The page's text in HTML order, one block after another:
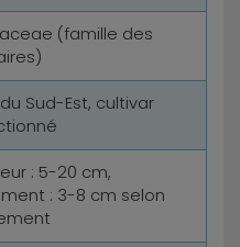
(famille des
Sud-Est, cultivar
: 5-20 cm,
: 3-8 cm selon